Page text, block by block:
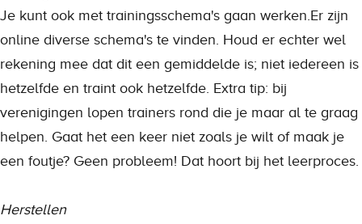
Je kunt ook met trainingsschema's gaan werken.Er zijn
online diverse schema's te vinden. Houd er echter wel
rekening mee dat dit een gemiddelde is; niet iedereen is
hetzelfde en traint ook hetzelfde. Extra tip: bij
verenigingen lopen trainers rond die je maar al te graag
helpen. Gaat het een keer niet zoals je wilt of maak je
een foutje? Geen probleem! Dat hoort bij het leerproces.
Herstellen